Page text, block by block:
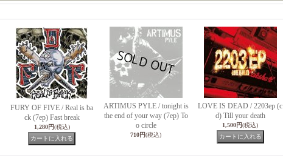
FURY OF FIVE / Real is ba
ck (7ep) Fast break
1,280円(税込)
ARTIMUS PYLE / tonight is
the end of your way (7ep) To
o circle
710円(税込)
LOVE IS DEAD / 2203ep (c
d) Till your death
1,500円(税込)